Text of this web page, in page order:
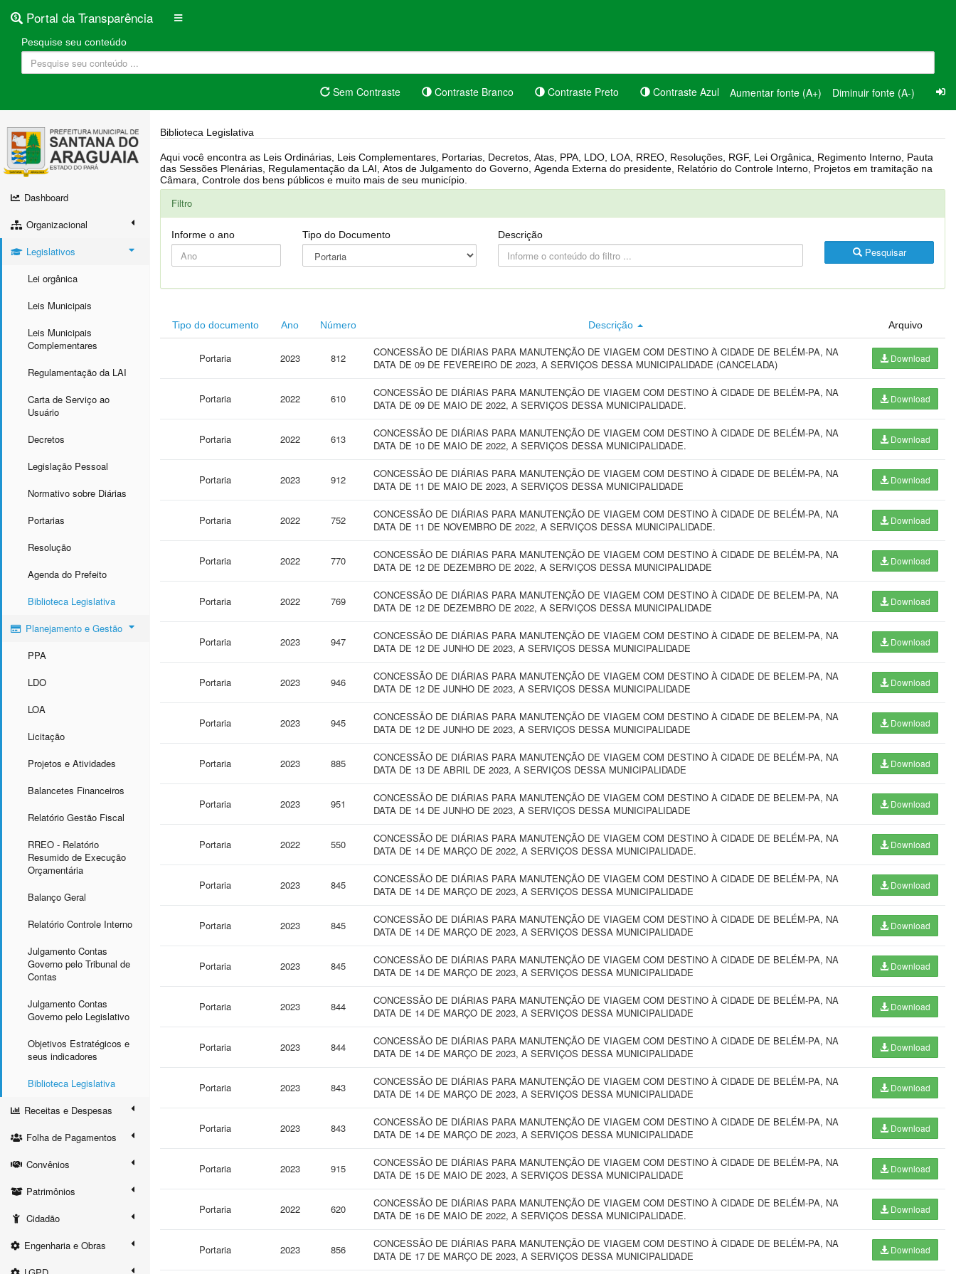
Portal da Transparência
Pesquise seu conteúdo
Sem Contraste Contraste Branco Contraste Preto Contraste Azul Aumentar fonte (A+) Diminuir fonte (A-)
Dashboard
Organizacional
Legislativos
Lei orgânica
Leis Municipais
Leis Municipais
Complementares
Regulamentação da LAI
Carta de Serviço ao
Usuário
Decretos
Legislação Pessoal
Normativo sobre Diárias
Portarias
Resolução
Agenda do Prefeito
Biblioteca Legislativa
Planejamento e Gestão
PPA
LDO
LOA
Licitação
Projetos e Atividades
Balancetes Financeiros
Relatório Gestão Fiscal
RREO - Relatório
Resumido de Execução
Orçamentária
Balanço Geral
Relatório Controle Interno
Julgamento Contas
Governo pelo Tribunal de
Contas
Julgamento Contas
Governo pelo Legislativo
Objetivos Estratégicos e
seus indicadores
Biblioteca Legislativa
Receitas e Despesas
Folha de Pagamentos
Convênios
Patrimônios
Cidadão
Engenharia e Obras
Biblioteca Legislativa
Aqui você encontra as Leis Ordinárias, Leis Complementares, Portarias, Decretos, Atas, PPA, LDO, LOA, RREO, Resoluções, RGF, Lei Orgânica, Regimento Interno, Pauta
das Sessões Plenárias, Regulamentação da LAI, Atos de Julgamento do Governo, Agenda Externa do presidente, Relatório do Controle Interno, Projetos em tramitação na
Câmara, Controle dos bens públicos e muito mais de seu município.
Filtro
Informe o ano Tipo do Documento Descrição
Pesquisar
Tipo do documento Ano Número Descrição Arquivo
Portaria 2023 812
CONCESSÃO DE DIÁRIAS PARA MANUTENÇÃO DE VIAGEM COM DESTINO À CIDADE DE BELÉM-PA, NA
DATA DE 09 DE FEVEREIRO DE 2023, A SERVIÇOS DESSA MUNICIPALIDADE (CANCELADA)
Download
Portaria 2022 610
CONCESSÃO DE DIÁRIAS PARA MANUTENÇÃO DE VIAGEM COM DESTINO À CIDADE DE BELÉM-PA, NA
DATA DE 09 DE MAIO DE 2022, A SERVIÇOS DESSA MUNICIPALIDADE.
Download
Portaria 2022 613
CONCESSÃO DE DIÁRIAS PARA MANUTENÇÃO DE VIAGEM COM DESTINO À CIDADE DE BELÉM-PA, NA
DATA DE 10 DE MAIO DE 2022, A SERVIÇOS DESSA MUNICIPALIDADE.
Download
Portaria 2023 912
CONCESSÃO DE DIÁRIAS PARA MANUTENÇÃO DE VIAGEM COM DESTINO À CIDADE DE BELÉM-PA, NA
DATA DE 11 DE MAIO DE 2023, A SERVIÇOS DESSA MUNICIPALIDADE
Download
Portaria 2022 752
CONCESSÃO DE DIÁRIAS PARA MANUTENÇÃO DE VIAGEM COM DESTINO À CIDADE DE BELÉM-PA, NA
DATA DE 11 DE NOVEMBRO DE 2022, A SERVIÇOS DESSA MUNICIPALIDADE.
Download
Portaria 2022 770
CONCESSÃO DE DIÁRIAS PARA MANUTENÇÃO DE VIAGEM COM DESTINO À CIDADE DE BELÉM-PA, NA
DATA DE 12 DE DEZEMBRO DE 2022, A SERVIÇOS DESSA MUNICIPALIDADE
Download
Portaria 2022 769
CONCESSÃO DE DIÁRIAS PARA MANUTENÇÃO DE VIAGEM COM DESTINO À CIDADE DE BELEM-PA, NA
DATA DE 12 DE DEZEMBRO DE 2022, A SERVIÇOS DESSA MUNICIPALIDADE
Download
Portaria 2023 947
CONCESSÃO DE DIÁRIAS PARA MANUTENÇÃO DE VIAGEM COM DESTINO À CIDADE DE BELEM-PA, NA
DATA DE 12 DE JUNHO DE 2023, A SERVIÇOS DESSA MUNICIPALIDADE
Download
Portaria 2023 946
CONCESSÃO DE DIÁRIAS PARA MANUTENÇÃO DE VIAGEM COM DESTINO À CIDADE DE BELEM-PA, NA
DATA DE 12 DE JUNHO DE 2023, A SERVIÇOS DESSA MUNICIPALIDADE
Download
Portaria 2023 945
CONCESSÃO DE DIÁRIAS PARA MANUTENÇÃO DE VIAGEM COM DESTINO À CIDADE DE BELEM-PA, NA
DATA DE 12 DE JUNHO DE 2023, A SERVIÇOS DESSA MUNICIPALIDADE
Download
Portaria 2023 885
CONCESSÃO DE DIÁRIAS PARA MANUTENÇÃO DE VIAGEM COM DESTINO À CIDADE DE BELÉM-PA, NA
DATA DE 13 DE ABRIL DE 2023, A SERVIÇOS DESSA MUNICIPALIDADE
Download
Portaria 2023 951
CONCESSÃO DE DIÁRIAS PARA MANUTENÇÃO DE VIAGEM COM DESTINO À CIDADE DE BELEM-PA, NA
DATA DE 14 DE JUNHO DE 2023, A SERVIÇOS DESSA MUNICIPALIDADE
Download
Portaria 2022 550
CONCESSÃO DE DIÁRIAS PARA MANUTENÇÃO DE VIAGEM COM DESTINO À CIDADE DE BELÉM-PA, NA
DATA DE 14 DE MARÇO DE 2022, A SERVIÇOS DESSA MUNICIPALIDADE.
Download
Portaria 2023 845
CONCESSÃO DE DIÁRIAS PARA MANUTENÇÃO DE VIAGEM COM DESTINO À CIDADE DE BELÉM-PA, NA
DATA DE 14 DE MARÇO DE 2023, A SERVIÇOS DESSA MUNICIPALIDADE
Download
Portaria 2023 845
CONCESSÃO DE DIÁRIAS PARA MANUTENÇÃO DE VIAGEM COM DESTINO À CIDADE DE BELÉM-PA, NA
DATA DE 14 DE MARÇO DE 2023, A SERVIÇOS DESSA MUNICIPALIDADE
Download
Portaria 2023 845
CONCESSÃO DE DIÁRIAS PARA MANUTENÇÃO DE VIAGEM COM DESTINO À CIDADE DE BELÉM-PA, NA
DATA DE 14 DE MARÇO DE 2023, A SERVIÇOS DESSA MUNICIPALIDADE
Download
Portaria 2023 844
CONCESSÃO DE DIÁRIAS PARA MANUTENÇÃO DE VIAGEM COM DESTINO À CIDADE DE BELÉM-PA, NA
DATA DE 14 DE MARÇO DE 2023, A SERVIÇOS DESSA MUNICIPALIDADE
Download
Portaria 2023 844
CONCESSÃO DE DIÁRIAS PARA MANUTENÇÃO DE VIAGEM COM DESTINO À CIDADE DE BELÉM-PA, NA
DATA DE 14 DE MARÇO DE 2023, A SERVIÇOS DESSA MUNICIPALIDADE
Download
Portaria 2023 843
CONCESSÃO DE DIÁRIAS PARA MANUTENÇÃO DE VIAGEM COM DESTINO À CIDADE DE BELÉM-PA, NA
DATA DE 14 DE MARÇO DE 2023, A SERVIÇOS DESSA MUNICIPALIDADE
Download
Portaria 2023 843
CONCESSÃO DE DIÁRIAS PARA MANUTENÇÃO DE VIAGEM COM DESTINO À CIDADE DE BELÉM-PA, NA
DATA DE 14 DE MARÇO DE 2023, A SERVIÇOS DESSA MUNICIPALIDADE
Download
Portaria 2023 915
CONCESSÃO DE DIÁRIAS PARA MANUTENÇÃO DE VIAGEM COM DESTINO À CIDADE DE BELÉM-PA, NA
DATA DE 15 DE MAIO DE 2023, A SERVIÇOS DESSA MUNICIPALIDADE
Download
Portaria 2022 620
CONCESSÃO DE DIÁRIAS PARA MANUTENÇÃO DE VIAGEM COM DESTINO À CIDADE DE BELÉM-PA, NA
DATA DE 16 DE MAIO DE 2022, A SERVIÇOS DESSA MUNICIPALIDADE.
Download
Portaria 2023 856
CONCESSÃO DE DIÁRIAS PARA MANUTENÇÃO DE VIAGEM COM DESTINO À CIDADE DE BELÉM-PA, NA
DATA DE 17 DE MARÇO DE 2023, A SERVIÇOS DESSA MUNICIPALIDADE
Download